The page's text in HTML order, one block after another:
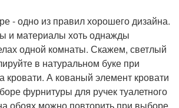
- одно из правил хорошего дизайна.
и материалы хоть однажды
одной комнаты. Скажем, светлый
в натуральном буке при
кровати. А кованый элемент кровати
фурнитуры для ручек туалетного
обоях можно повторить при выборе